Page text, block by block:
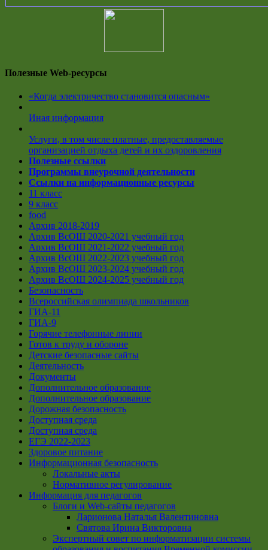
Полезные Web-ресурсы
«Когда электричество становится опасным»
Иная информация
Услуги, в том числе платные, предоставляемые
организацией отдыха детей и их оздоровления
Полезные ссылки
Программы внеурочной деятельности
Ссылки на информационные ресурсы
11 класс
9 класс
food
Архив 2018-2019
Архив ВсОШ 2020-2021 учебный год
Архив ВсОШ 2021-2022 учебный год
Архив ВсОШ 2022-2023 учебный год
Архив ВсОШ 2023-2024 учебный год
Архив ВсОШ 2024-2025 учебный год
Безопасность
Всероссийская олимпиада школьников
ГИА-11
ГИА-9
Горячие телефонные линии
Готов к труду и обороне
Детские безопасные сайты
Деятельность
Документы
Дополнительное образование
Дополнительное образование
Дорожная безопасность
Доступная среда
Доступная среда
ЕГЭ 2022-2023
Здоровое питание
Информационная безопасность
Локальные акты
Нормативное регулирование
Информация для педагогов
Блоги и Web-сайты педагогов
Ларионова Наталья Валентиновна
Святова Ирина Викторовна
Экспертный совет по информатизации системы